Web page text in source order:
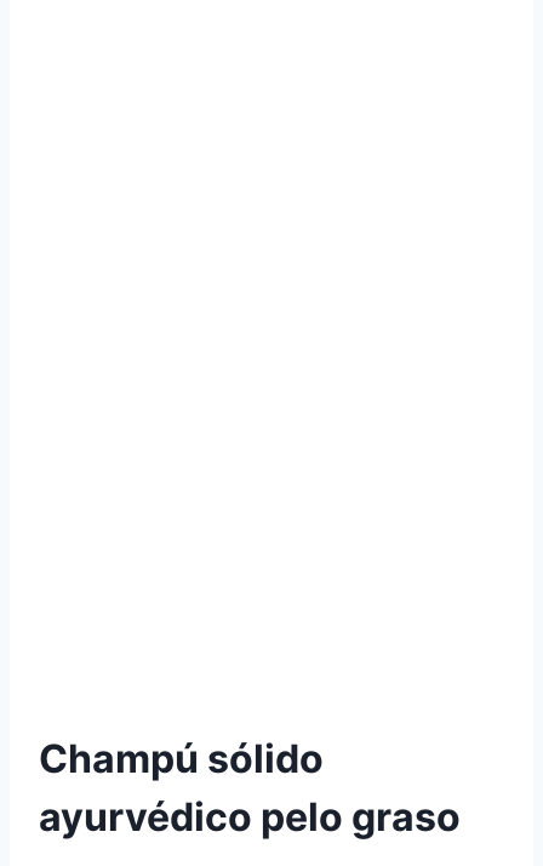
Champú sólido
ayurvédico pelo graso